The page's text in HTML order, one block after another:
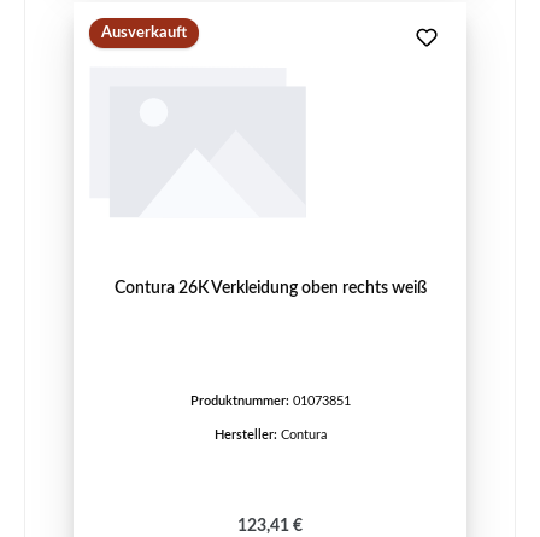
Ausverkauft
Contura 26K Verkleidung oben rechts weiß
Produktnummer: 01073851
Hersteller: Contura
Regulärer Preis:
123,41 €